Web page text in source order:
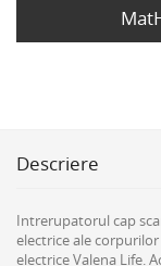
Descriere
Intrerupatorul cap
electrice ale
electrice Valena Life.